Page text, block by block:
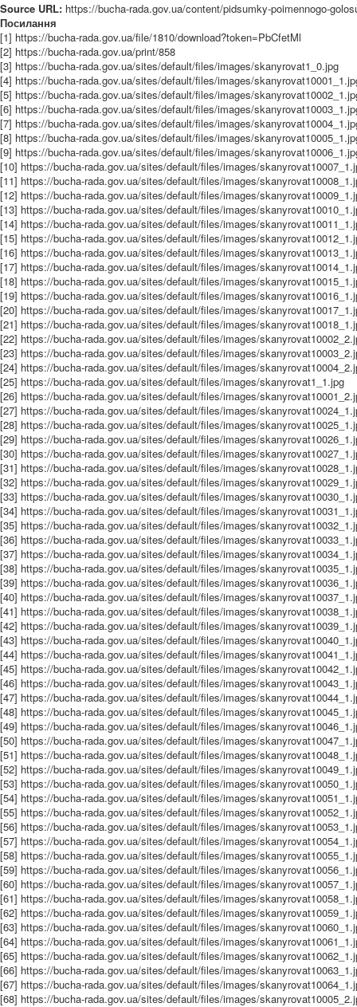
Source URL: https://bucha-rada.gov.ua/content/pidsumky-poimennogo-
Посилання
[1] https://bucha-rada.gov.ua/file/1810/download?token=PbCfetMl
[2] https://bucha-rada.gov.ua/print/858
[3] https://bucha-rada.gov.ua/sites/default/files/images/skanyrovat1_0.jpg
[4] https://bucha-rada.gov.ua/sites/default/files/images/
[5] https://bucha-rada.gov.ua/sites/default/files/images/
[6] https://bucha-rada.gov.ua/sites/default/files/images/
[7] https://bucha-rada.gov.ua/sites/default/files/images/
[8] https://bucha-rada.gov.ua/sites/default/files/images/
[9] https://bucha-rada.gov.ua/sites/default/files/images/
[10] https://bucha-rada.gov.ua/sites/default/files/images/
[11] https://bucha-rada.gov.ua/sites/default/files/images/
[12] https://bucha-rada.gov.ua/sites/default/files/images/
[13] https://bucha-rada.gov.ua/sites/default/files/images/
[14] https://bucha-rada.gov.ua/sites/default/files/images/
[15] https://bucha-rada.gov.ua/sites/default/files/images/
[16] https://bucha-rada.gov.ua/sites/default/files/images/
[17] https://bucha-rada.gov.ua/sites/default/files/images/
[18] https://bucha-rada.gov.ua/sites/default/files/images/
[19] https://bucha-rada.gov.ua/sites/default/files/images/
[20] https://bucha-rada.gov.ua/sites/default/files/images/
[21] https://bucha-rada.gov.ua/sites/default/files/images/
[22] https://bucha-rada.gov.ua/sites/default/files/images/
[23] https://bucha-rada.gov.ua/sites/default/files/images/
[24] https://bucha-rada.gov.ua/sites/default/files/images/
[25] https://bucha-rada.gov.ua/sites/default/files/images/skanyrovat1_1.jpg
[26] https://bucha-rada.gov.ua/sites/default/files/images/
[27] https://bucha-rada.gov.ua/sites/default/files/images/
[28] https://bucha-rada.gov.ua/sites/default/files/images/
[29] https://bucha-rada.gov.ua/sites/default/files/images/
[30] https://bucha-rada.gov.ua/sites/default/files/images/
[31] https://bucha-rada.gov.ua/sites/default/files/images/
[32] https://bucha-rada.gov.ua/sites/default/files/images/
[33] https://bucha-rada.gov.ua/sites/default/files/images/
[34] https://bucha-rada.gov.ua/sites/default/files/images/
[35] https://bucha-rada.gov.ua/sites/default/files/images/
[36] https://bucha-rada.gov.ua/sites/default/files/images/
[37] https://bucha-rada.gov.ua/sites/default/files/images/
[38] https://bucha-rada.gov.ua/sites/default/files/images/
[39] https://bucha-rada.gov.ua/sites/default/files/images/
[40] https://bucha-rada.gov.ua/sites/default/files/images/
[41] https://bucha-rada.gov.ua/sites/default/files/images/
[42] https://bucha-rada.gov.ua/sites/default/files/images/
[43] https://bucha-rada.gov.ua/sites/default/files/images/
[44] https://bucha-rada.gov.ua/sites/default/files/images/
[45] https://bucha-rada.gov.ua/sites/default/files/images/
[46] https://bucha-rada.gov.ua/sites/default/files/images/
[47] https://bucha-rada.gov.ua/sites/default/files/images/
[48] https://bucha-rada.gov.ua/sites/default/files/images/
[49] https://bucha-rada.gov.ua/sites/default/files/images/
[50] https://bucha-rada.gov.ua/sites/default/files/images/
[51] https://bucha-rada.gov.ua/sites/default/files/images/
[52] https://bucha-rada.gov.ua/sites/default/files/images/
[53] https://bucha-rada.gov.ua/sites/default/files/images/
[54] https://bucha-rada.gov.ua/sites/default/files/images/
[55] https://bucha-rada.gov.ua/sites/default/files/images/
[56] https://bucha-rada.gov.ua/sites/default/files/images/
[57] https://bucha-rada.gov.ua/sites/default/files/images/
[58] https://bucha-rada.gov.ua/sites/default/files/images/
[59] https://bucha-rada.gov.ua/sites/default/files/images/
[60] https://bucha-rada.gov.ua/sites/default/files/images/
[61] https://bucha-rada.gov.ua/sites/default/files/images/
[62] https://bucha-rada.gov.ua/sites/default/files/images/
[63] https://bucha-rada.gov.ua/sites/default/files/images/
[64] https://bucha-rada.gov.ua/sites/default/files/images/
[65] https://bucha-rada.gov.ua/sites/default/files/images/
[66] https://bucha-rada.gov.ua/sites/default/files/images/
[67] https://bucha-rada.gov.ua/sites/default/files/images/
[68] https://bucha-rada.gov.ua/sites/default/files/images/